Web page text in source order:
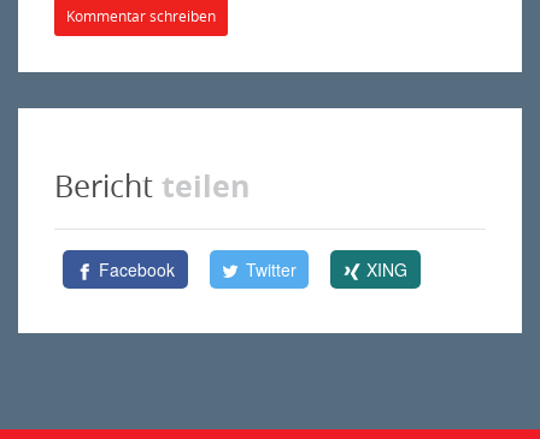
Kommentar schreiben
Bericht teilen
Facebook Twitter XING